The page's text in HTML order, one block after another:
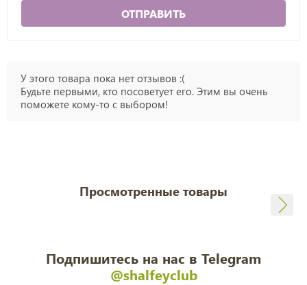
ОТПРАВИТЬ
У этого товара пока нет отзывов :(
Будьте первыми, кто посоветует его. Этим вы очень
поможете кому-то с выбором!
Просмотренные товары
Подпишитесь на нас в Telegram
@shalfeyclub